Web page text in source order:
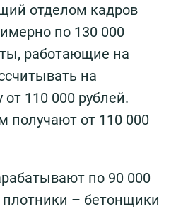
отделом кадров
по 130 000
работающие на
на
110 000 рублей.
получают от 110 000
по 90 000
плотники – бетонщики